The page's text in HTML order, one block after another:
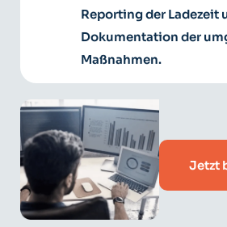
Reporting der Ladezeit
Dokumentation der
Maßnahmen.
Jetzt